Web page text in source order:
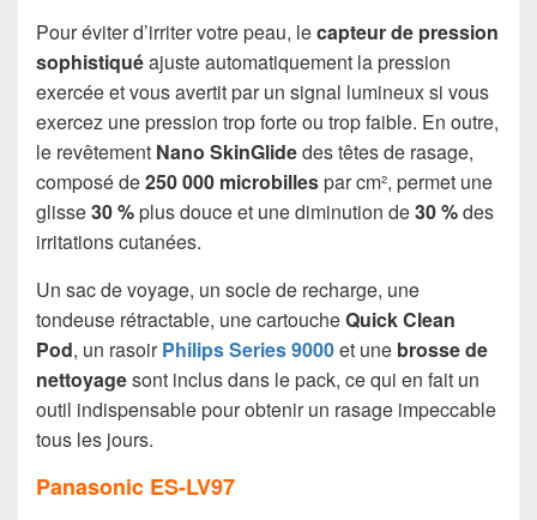
Pour éviter d’irriter votre peau, lecapteur de pression
sophistiquéajuste automatiquement la pression
exercée et vous avertit par un signal lumineux si vous
exercez une pression trop forte ou trop faible. En outre,
le revêtement Nano SkinGlidedes têtes de rasage,
composé de250 000 microbillespar cm², permet une
glisse30 %plus douce et une diminution de30 %des
irritations cutanées.
Un sac de voyage, un socle de recharge, une
tondeuse rétractable, une cartoucheQuick Clean
Pod, un rasoirPhilips Series 9000et une brosse de
nettoyagesont inclus dans le pack, ce qui en fait un
outil indispensable pour obtenir un rasage impeccable
tous les jours.
Panasonic ES-LV97